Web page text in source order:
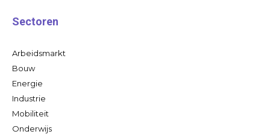
Sectoren
Arbeidsmarkt
Bouw
Energie
Industrie
Mobiliteit
Onderwijs